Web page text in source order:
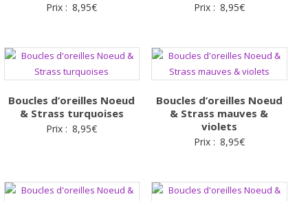
Prix : 8,95€ Prix : 8,95€
Boucles d’oreilles Noeud
& Strass turquoises
Prix : 8,95€
Boucles d’oreilles Noeud
& Strass mauves &
violets
Prix : 8,95€